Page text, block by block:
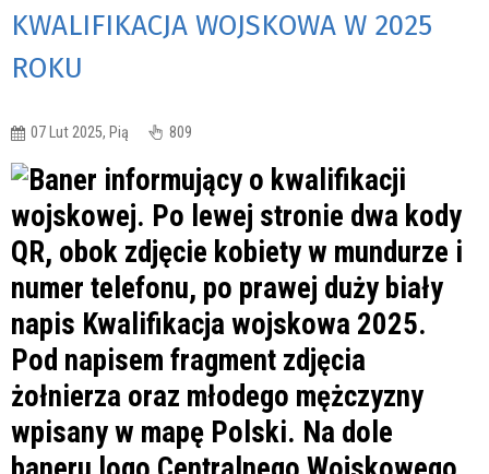
KWALIFIKACJA WOJSKOWA W 2025
ROKU
07 Lut 2025, Pią 809